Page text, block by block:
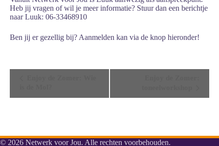
Heb jij vragen of wil je meer informatie? Stuur dan een berichtje
naar Luuk: 06-33468910
Ben jij er gezellig bij? Aanmelden kan via de knop hieronder!
n
n
t
© 2026 Netwerk voor Jou. Alle rechten voorbehouden.